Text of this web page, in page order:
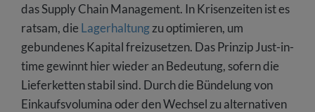
das Supply Chain Management. In Krisenzeiten ist es
ratsam, die Lagerhaltungzu optimieren, um
gebundenes Kapital freizusetzen. Das Prinzip Just-in-
time gewinnt hier wieder an Bedeutung, sofern die
Lieferketten stabil sind. Durch die Bündelung von
Einkaufsvolumina oder den Wechsel zu alternativen